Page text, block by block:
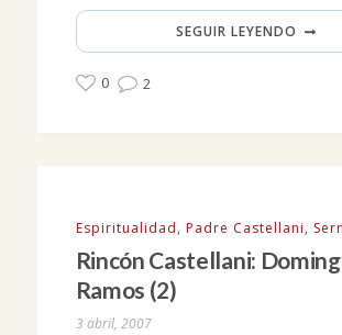
SEGUIR LEYENDO
0 2
Espiritualidad, Padre Castellani,
Rincón Castellani:
Ramos (2)
3 abril, 2007